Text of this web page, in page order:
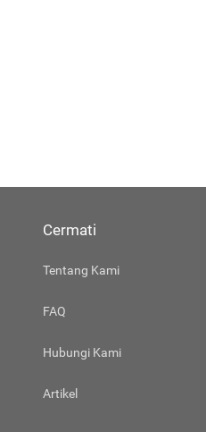
Cermati
Tentang Kami
FAQ
Hubungi Kami
Artikel